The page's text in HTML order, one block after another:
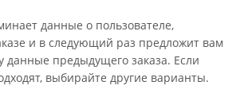
данные о пользователе,
и в следующий раз предложит вам
данные предыдущего заказа. Если
выбирайте другие варианты.